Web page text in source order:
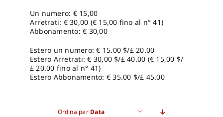
Un numero: € 15,00
Arretrati: € 30,00 (€ 15,00 fino al n° 41)
Abbonamento: € 30,00
Estero un numero: € 15.00 $/£ 20.00
Estero Arretrati: € 30,00 $/£ 40.00 (€ 15,00 $/
£ 20.00 fino al n° 41)
Estero Abbonamento: € 35.00 $/£ 45.00
Ordina per Data